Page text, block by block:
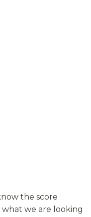
the score
we are looking